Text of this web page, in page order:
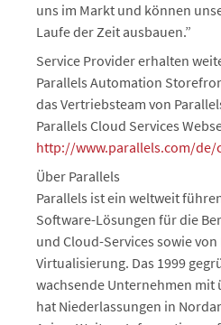
uns im Markt und können
Laufe der Zeit ausbauen.”
Service Provider erhalten
Parallels Automation
das Vertriebsteam von
Parallels Cloud Services
http://www.parallels.com/de/
Über Parallels
Parallels ist ein weltweit
Software-Lösungen für die
und Cloud-Services sowie
Virtualisierung. Das 1999
wachsende Unternehmen mit
hat Niederlassungen in